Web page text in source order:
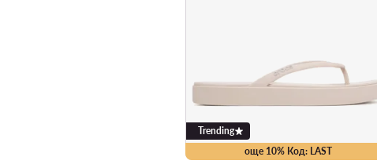
още 10% Код: LAST
Trending